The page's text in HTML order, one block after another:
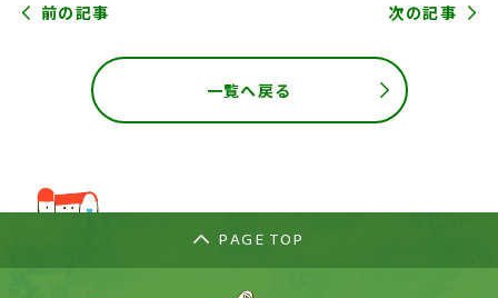
前の記事 次の記事
一覧へ戻る
PAGE TOP